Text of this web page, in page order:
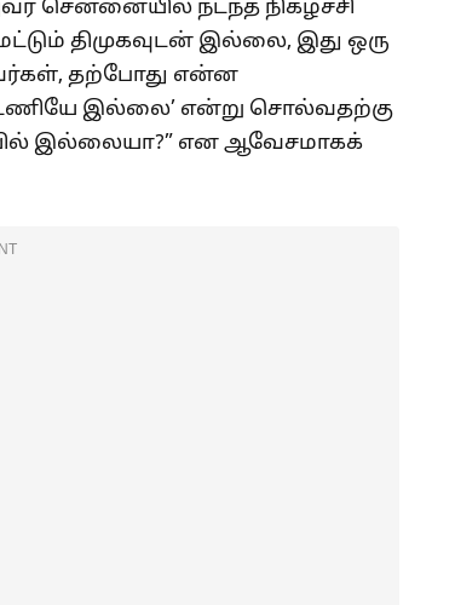
சென்னையில் நடந்த நிகழ்ச்சி
திமுகவுடன் இல்லை, இது ஒரு
தற்போது என்ன
இல்லை’ என்று சொல்வதற்கு
இல்லையா?” என ஆவேசமாகக்